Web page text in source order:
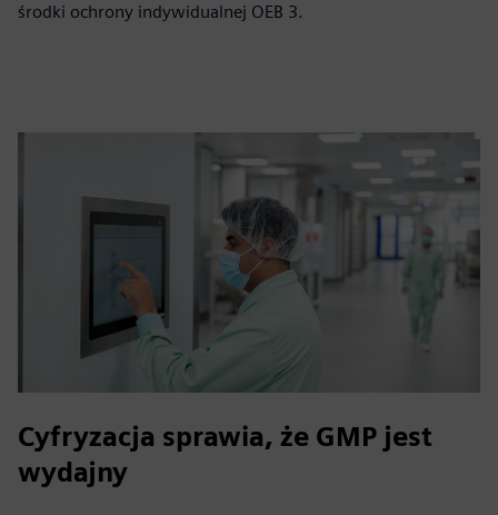
środki ochrony indywidualnej OEB 3.
Cyfryzacja sprawia, że GMP jest
wydajny